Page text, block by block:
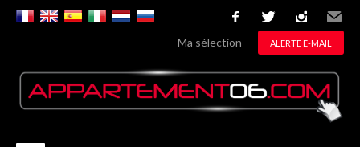
facebooktwitterinstagram
Email
Ma sélection ALERTE E-MAIL